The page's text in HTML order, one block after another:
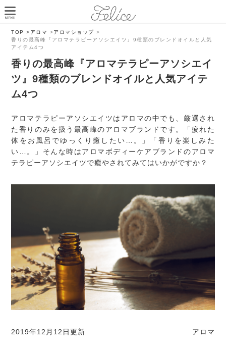
TOP > アロマ >アロマショップ >
香りの最高峰『アロマテラピーアソシエイツ』9種類のブレンドオイルと人気
アイテム4つ
香りの最高峰『アロマテラピーアソシエイ
ツ』9種類のブレンドオイルと人気アイテ
ム4つ
アロマテラピーアソシエイツはアロマの中でも、厳選され
た香りのみを扱う最高峰のアロマブランドです。「疲れた
体をお風呂でゆっくり癒したい…。」「香りを楽しみた
い…。」そんな時はアロマボディーケアブランドのアロマ
テラピーアソシエイツで癒やされてみてはいかがですか？
2019年12月12日更新 アロマ